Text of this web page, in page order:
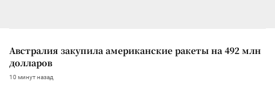
Австралия закупила американские ракеты на 492 млн
долларов
10 минут назад